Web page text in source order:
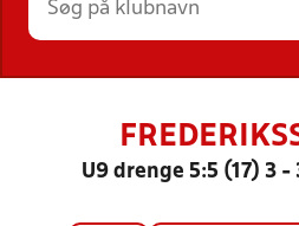
U9 drenge 5:5 (17) 3